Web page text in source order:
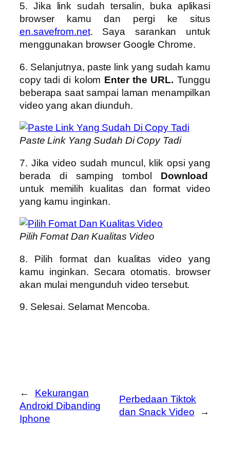
5. Jika link sudah tersalin, buka aplikasi
browser kamu dan pergi ke situs
en.savefrom.net. Saya sarankan untuk
menggunakan browser Google Chrome.
6. Selanjutnya, paste link yang sudah kamu
copy tadi di kolom Enter the URL. Tunggu
beberapa saat sampai laman menampilkan
video yang akan diunduh.
Paste Link Yang Sudah Di Copy Tadi
7. Jika video sudah muncul, klik opsi yang
berada di samping tombol Download
untuk memilih kualitas dan format video
yang kamu inginkan.
Pilih Fomat Dan Kualitas Video
8. Pilih format dan kualitas video yang
kamu inginkan. Secara otomatis. browser
akan mulai mengunduh video tersebut.
9. Selesai. Selamat Mencoba.
←
Kekurangan
Android Dibanding
Iphone
Perbedaan Tiktok
dan Snack Video
→